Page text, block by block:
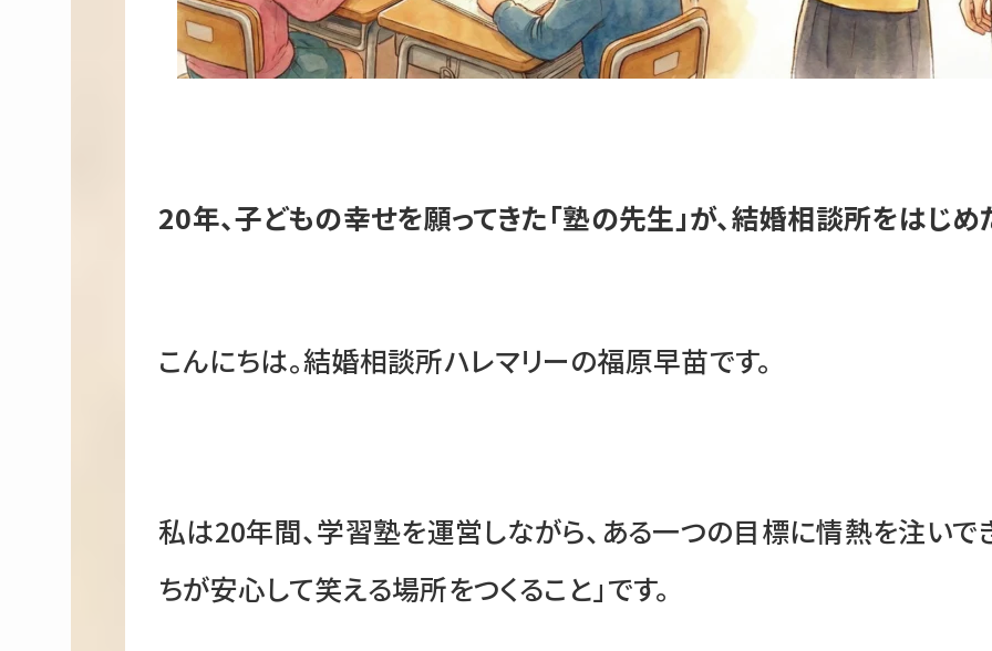
20年、子どもの幸せを願ってきた「塾の先生」が、結婚相談所をはじ
こんにちは。結婚相談所ハレマリーの福原早苗です。
私は20年間、学習塾を運営しながら、ある一つの目標に情熱を注いで
ちが安心して笑える場所をつくること」です。